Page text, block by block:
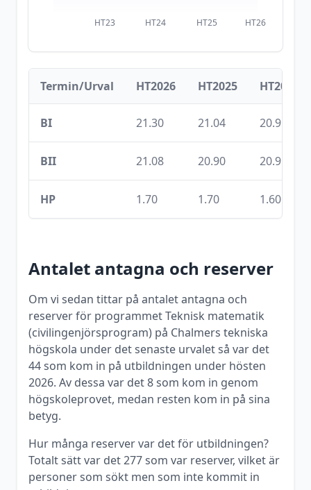
HT23 HT24 HT25 HT26
Termin/Urval HT2026 HT2025 HT2024
BI 21.30 21.04 20.95
BII 21.08 20.90 20.91
HP 1.70 1.70 1.60
Antalet antagna och reserver
Om vi sedan tittar på antalet antagna och
reserver för programmetTeknisk matematik
(civilingenjörsprogram) på Chalmers tekniska
högskola under det senaste urvalet så var det
44som kom in på utbildningen under hösten
2026. Av dessa var det8som kom in genom
högskoleprovet, medan resten kom in på sina
betyg.
Hur många reserver var det för utbildningen?
Totalt sätt var det277som var reserver, vilket är
personer som sökt men som inte kommit in